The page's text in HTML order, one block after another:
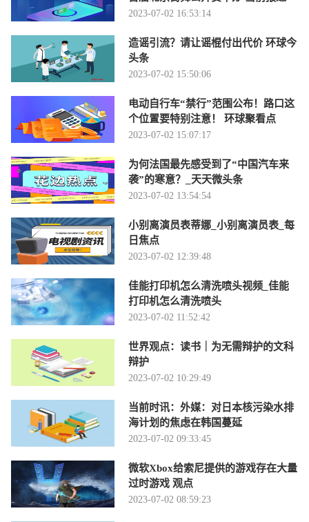
2023-07-02 16:53:14
造谣引流？请让谣棍付出代价 环球今
头条
2023-07-02 15:50:06
电动自行车“禁行”范围公布！路口这
个位置要特别注意！ 环球聚看点
2023-07-02 15:07:17
为何法国最先感受到了“中国汽车来
袭”的寒意？_天天微头条
2023-07-02 13:54:54
小别离演员表蒂娜_小别离演员表_每
日焦点
2023-07-02 12:39:48
佳能打印机怎么清洗喷头视频_佳能
打印机怎么清洗喷头
2023-07-02 11:52:42
世界观点：读书｜为无需辩护的文科
辩护
2023-07-02 10:29:49
当前时讯：外媒：对日本核污染水排
海计划的焦虑在韩国蔓延
2023-07-02 09:33:45
微软Xbox给索尼提供的游戏存在大量
过时游戏 观点
2023-07-02 08:59:23